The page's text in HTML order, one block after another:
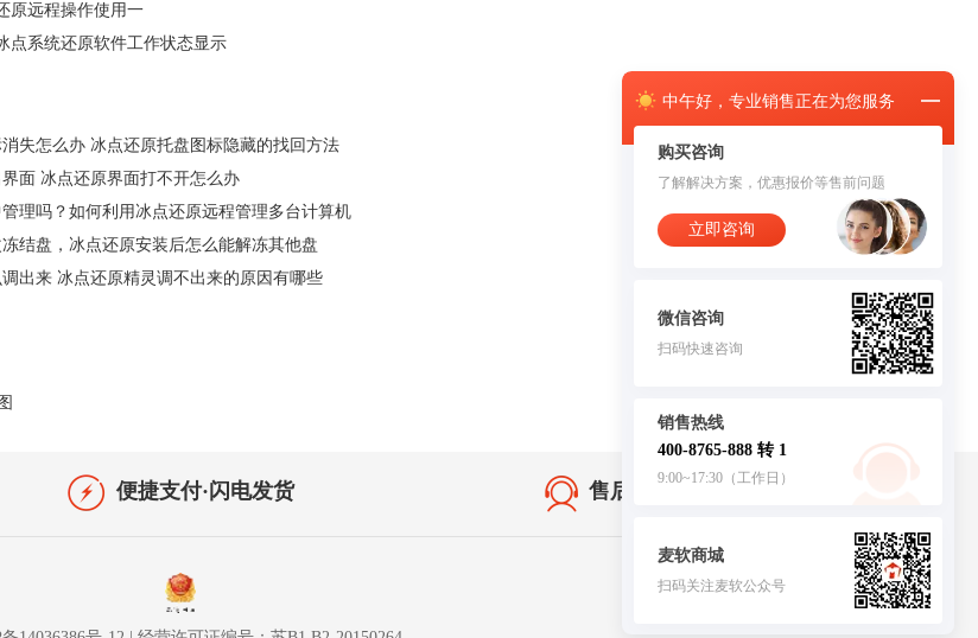
中午好， 专业销售正在为您服务
购买咨询
了解解决方案，优惠报价等售前问题
立即咨询
微信咨询
扫码快速咨询
销售热线
400-8765-888 转 1
9:00~17:30（工作日）
麦软商城
扫码关注麦软公众号
客服
原远程操作使用一
点系统还原软件工作状态显示
失怎么办 冰点还原托盘图标隐藏的找回方法
面 冰点还原界面打不开怎么办
理吗？如何利用冰点还原远程管理多台计算机
结盘，冰点还原安装后怎么能解冻其他盘
出来 冰点还原精灵调不出来的原因有哪些
便捷支付·闪电发货 售后无忧·服务保障